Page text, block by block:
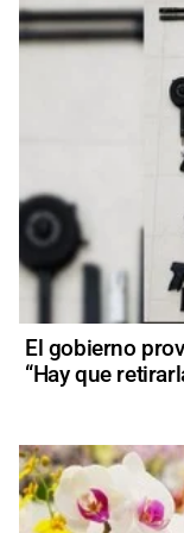
El gobierno
“Hay que